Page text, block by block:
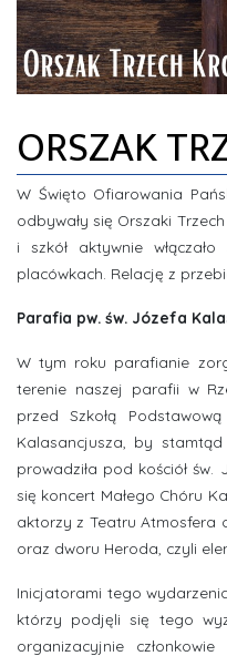
GDZIE JESTEŚMY?
ZDJĘCIA
INFORMACJE
ORSZAK
W Święto Ofiarowania
odbywały się Orszaki
i szkół aktywnie
placówkach. Relację z
Parafia pw. św. Józefa
W tym roku parafianie
terenie naszej parafii w
przed Szkołą
Kalasancjusza, by
prowadziła pod kościół
się koncert Małego Chóru
aktorzy z Teatru Atmosfera
oraz dworu Heroda, czyli
Inicjatorami tego
którzy podjęli się tego
organizacyjnie